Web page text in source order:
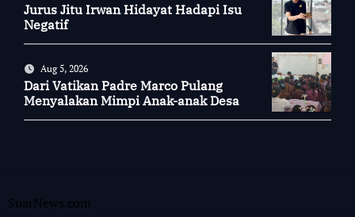
Jurus Jitu Irwan Hidayat Hadapi Isu
Negatif
Aug 5, 2026
Dari Vatikan Padre Marco Pulang
Menyalakan Mimpi Anak-anak Desa
SuarNews.com